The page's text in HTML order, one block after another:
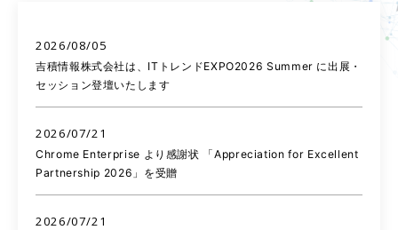
2026/08/05
吉積情報株式会社は、ITトレンドEXPO2026 Summer に出展・
セッション登壇いたします
2026/07/21
Chrome Enterprise より感謝状 「Appreciation for Excellent
Partnership 2026」を受贈
2026/07/21